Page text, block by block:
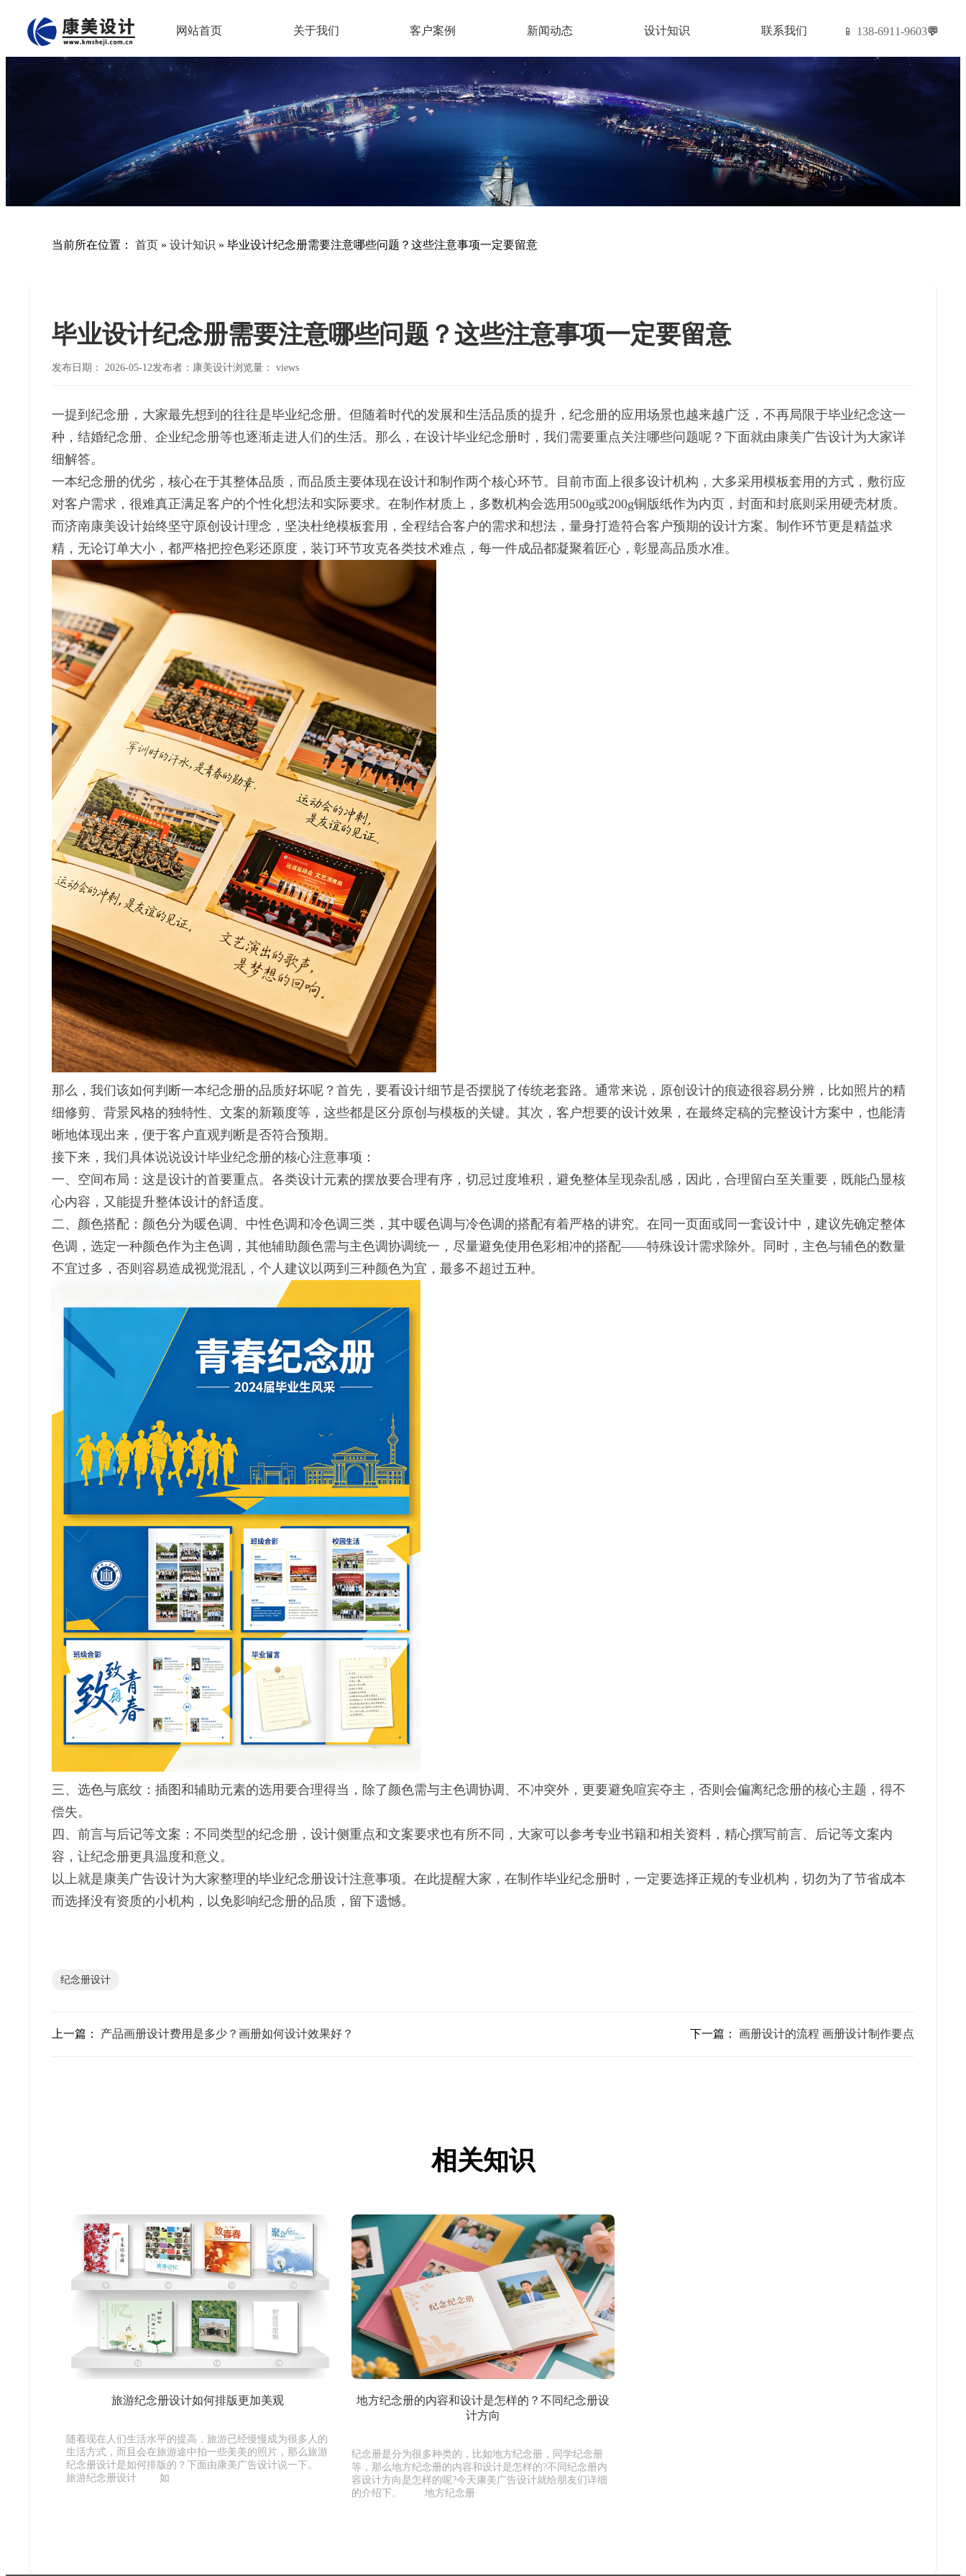
网站首页 关于我们 客户案例 新闻动态 设计知识 联系我们 📱 138-6911-9603💬
当前所在位置： 首页 » 设计知识 » 毕业设计纪念册需要注意哪些问题？这些注意事项一定要留意
毕业设计纪念册需要注意哪些问题？这些注意事项一定要留意
发布日期： 2026-05-12发布者：康美设计浏览量： views
一提到纪念册，大家最先想到的往往是毕业纪念册。但随着时代的发展和生活品质的提升，纪念册的应用场景也越来越广泛，不再局限于毕业纪念这一
种，结婚纪念册、企业纪念册等也逐渐走进人们的生活。那么，在设计毕业纪念册时，我们需要重点关注哪些问题呢？下面就由康美广告设计为大家详
细解答。
一本纪念册的优劣，核心在于其整体品质，而品质主要体现在设计和制作两个核心环节。目前市面上很多设计机构，大多采用模板套用的方式，敷衍应
对客户需求，很难真正满足客户的个性化想法和实际要求。在制作材质上，多数机构会选用500g或200g铜版纸作为内页，封面和封底则采用硬壳材质。
而济南康美设计始终坚守原创设计理念，坚决杜绝模板套用，全程结合客户的需求和想法，量身打造符合客户预期的设计方案。制作环节更是精益求
精，无论订单大小，都严格把控色彩还原度，装订环节攻克各类技术难点，每一件成品都凝聚着匠心，彰显高品质水准。
那么，我们该如何判断一本纪念册的品质好坏呢？首先，要看设计细节是否摆脱了传统老套路。通常来说，原创设计的痕迹很容易分辨，比如照片的精
细修剪、背景风格的独特性、文案的新颖度等，这些都是区分原创与模板的关键。其次，客户想要的设计效果，在最终定稿的完整设计方案中，也能清
晰地体现出来，便于客户直观判断是否符合预期。
接下来，我们具体说说设计毕业纪念册的核心注意事项：
一、空间布局：这是设计的首要重点。各类设计元素的摆放要合理有序，切忌过度堆积，避免整体呈现杂乱感，因此，合理留白至关重要，既能凸显核
心内容，又能提升整体设计的舒适度。
二、颜色搭配：颜色分为暖色调、中性色调和冷色调三类，其中暖色调与冷色调的搭配有着严格的讲究。在同一页面或同一套设计中，建议先确定整体
色调，选定一种颜色作为主色调，其他辅助颜色需与主色调协调统一，尽量避免使用色彩相冲的搭配——特殊设计需求除外。同时，主色与辅色的数量
不宜过多，否则容易造成视觉混乱，个人建议以两到三种颜色为宜，最多不超过五种。
三、选色与底纹：插图和辅助元素的选用要合理得当，除了颜色需与主色调协调、不冲突外，更要避免喧宾夺主，否则会偏离纪念册的核心主题，得不
偿失。
四、前言与后记等文案：不同类型的纪念册，设计侧重点和文案要求也有所不同，大家可以参考专业书籍和相关资料，精心撰写前言、后记等文案内
容，让纪念册更具温度和意义。
以上就是康美广告设计为大家整理的毕业纪念册设计注意事项。在此提醒大家，在制作毕业纪念册时，一定要选择正规的专业机构，切勿为了节省成本
而选择没有资质的小机构，以免影响纪念册的品质，留下遗憾。
纪念册设计
上一篇： 产品画册设计费用是多少？画册如何设计效果好？ 下一篇： 画册设计的流程 画册设计制作要点
相关知识
旅游纪念册设计如何排版更加美观
随着现在人们生活水平的提高，旅游已经慢慢成为很多人的
生活方式，而且会在旅游途中拍一些美美的照片，那么旅游
纪念册设计是如何排版的？下面由康美广告设计说一下。
旅游纪念册设计 如
地方纪念册的内容和设计是怎样的？不同纪念册设
计方向
纪念册是分为很多种类的，比如地方纪念册，同学纪念册
等，那么地方纪念册的内容和设计是怎样的?不同纪念册内
容设计方向是怎样的呢?今天康美广告设计就给朋友们详细
的介绍下。 地方纪念册